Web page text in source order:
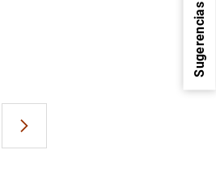
Sugerencias